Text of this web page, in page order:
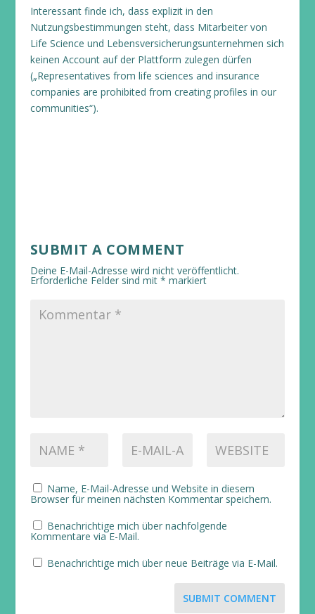
Interessant finde ich, dass explizit in den
Nutzungsbestimmungen steht, dass Mitarbeiter von
Life Science und Lebensversicherungsunternehmen sich
keinen Account auf der Plattform zulegen dürfen
(„Representatives from life sciences and insurance
companies are prohibited from creating profiles in our
communities“).
SUBMIT A COMMENT
Deine E-Mail-Adresse wird nicht veröffentlicht.
Erforderliche Felder sind mit * markiert
Name, E-Mail-Adresse und Website in diesem
Browser für meinen nächsten Kommentar speichern.
Benachrichtige mich über nachfolgende
Kommentare via E-Mail.
Benachrichtige mich über neue Beiträge via E-Mail.
SUBMIT COMMENT